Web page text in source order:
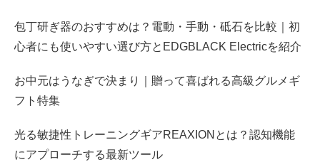
包丁研ぎ器のおすすめは？電動・手動・砥石を比較｜初
心者にも使いやすい選び方とEDGBLACK Electricを紹介
お中元はうなぎで決まり｜贈って喜ばれる高級グルメギ
フト特集
光る敏捷性トレーニングギアREAXIONとは？認知機能
にアプローチする最新ツール